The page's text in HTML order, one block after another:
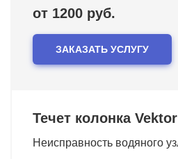
от 1200 руб.
ЗАКАЗАТЬ УСЛУГУ
Течет колонка
Неисправность водяного